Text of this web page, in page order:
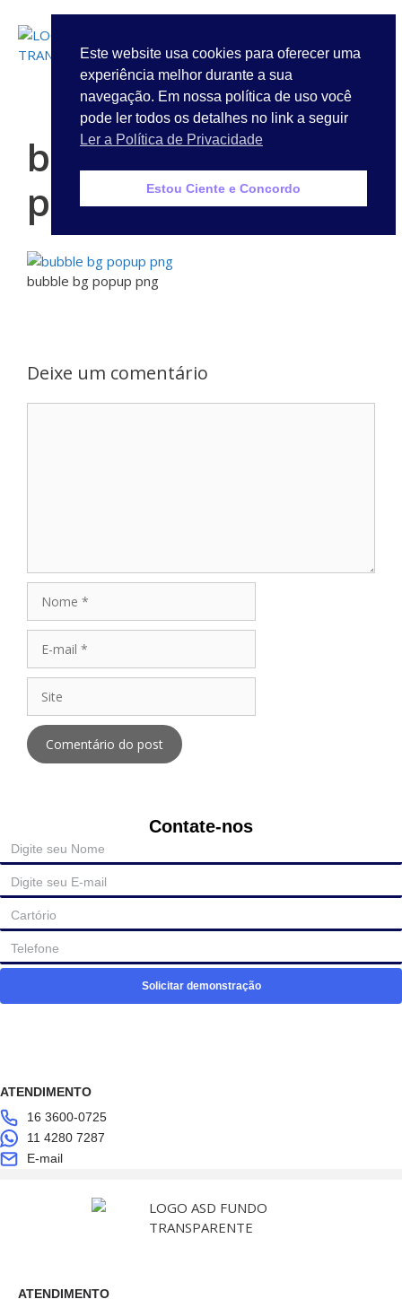
bubble bg popup
png
bubble bg popup png
Deixe um comentário
Contate-nos
Solicitar demonstração
ATENDIMENTO
16 3600-0725
11 4280 7287
E-mail
ATENDIMENTO
Este website usa cookies para oferecer uma
experiência melhor durante a sua
navegação. Em nossa política de uso você
pode ler todos os detalhes no link a seguir
Ler a Política de Privacidade
Estou Ciente e Concordo